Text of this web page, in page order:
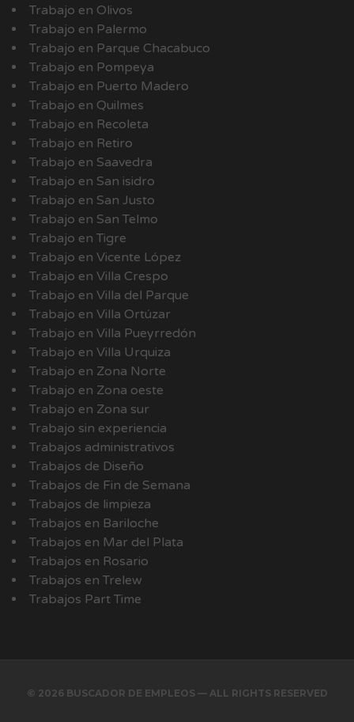
Trabajo en Olivos
Trabajo en Palermo
Trabajo en Parque Chacabuco
Trabajo en Pompeya
Trabajo en Puerto Madero
Trabajo en Quilmes
Trabajo en Recoleta
Trabajo en Retiro
Trabajo en Saavedra
Trabajo en San isidro
Trabajo en San Justo
Trabajo en San Telmo
Trabajo en Tigre
Trabajo en Vicente López
Trabajo en Villa Crespo
Trabajo en Villa del Parque
Trabajo en Villa Ortúzar
Trabajo en Villa Pueyrredón
Trabajo en Villa Urquiza
Trabajo en Zona Norte
Trabajo en Zona oeste
Trabajo en Zona sur
Trabajo sin experiencia
Trabajos administrativos
Trabajos de Diseño
Trabajos de Fin de Semana
Trabajos de limpieza
Trabajos en Bariloche
Trabajos en Mar del Plata
Trabajos en Rosario
Trabajos en Trelew
Trabajos Part Time
© 2026 BUSCADOR DE EMPLEOS — ALL RIGHTS RESERVED